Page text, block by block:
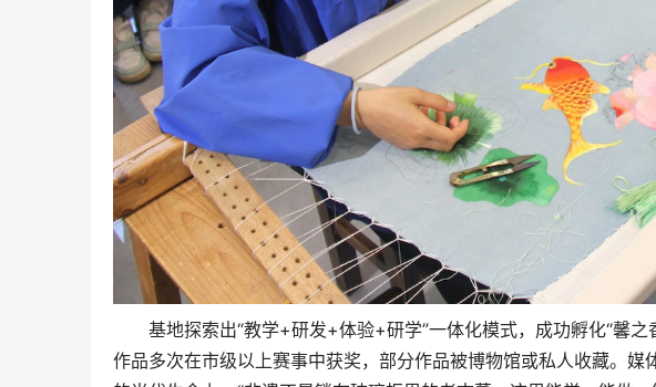
基地探索出“教学+研发+体验+研学”一体化模式，成功孵化“馨
作品多次在市级以上赛事中获奖，部分作品被博物馆或私人收藏。